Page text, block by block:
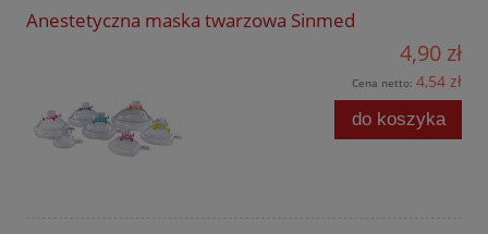
Anestetyczna maska twarzowa Sinmed
4,90 zł
Cena netto: 4,54 zł
do koszyka